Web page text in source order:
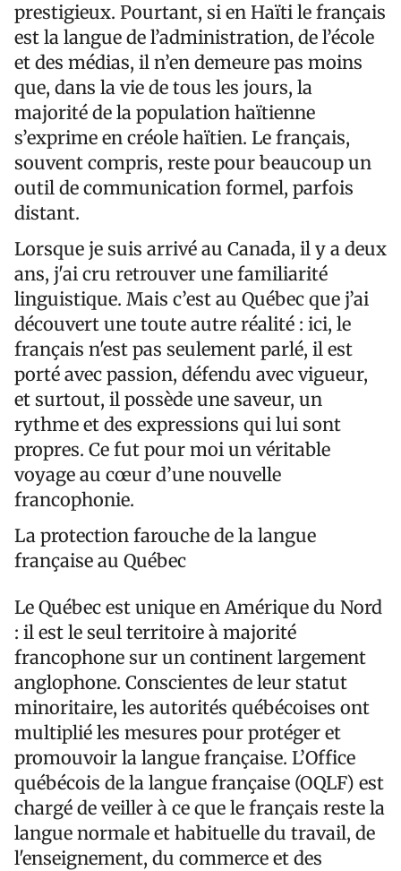
prestigieux. Pourtant, si en Haïti le français
est la langue de l’administration, de l’école
et des médias, il n’en demeure pas moins
que, dans la vie de tous les jours, la
majorité de la population haïtienne
s’exprime en créole haïtien. Le français,
souvent compris, reste pour beaucoup un
outil de communication formel, parfois
distant.
Lorsque je suis arrivé au Canada, il y a deux
ans, j'ai cru retrouver une familiarité
linguistique. Mais c’est au Québec que j’ai
découvert une toute autre réalité : ici, le
français n'est pas seulement parlé, il est
porté avec passion, défendu avec vigueur,
et surtout, il possède une saveur, un
rythme et des expressions qui lui sont
propres. Ce fut pour moi un véritable
voyage au cœur d’une nouvelle
francophonie.
La protection farouche de la langue
française au Québec
Le Québec est unique en Amérique du Nord
: il est le seul territoire à majorité
francophone sur un continent largement
anglophone. Conscientes de leur statut
minoritaire, les autorités québécoises ont
multiplié les mesures pour protéger et
promouvoir la langue française. L’Office
québécois de la langue française (OQLF) est
chargé de veiller à ce que le français reste la
langue normale et habituelle du travail, de
l'enseignement, du commerce et des